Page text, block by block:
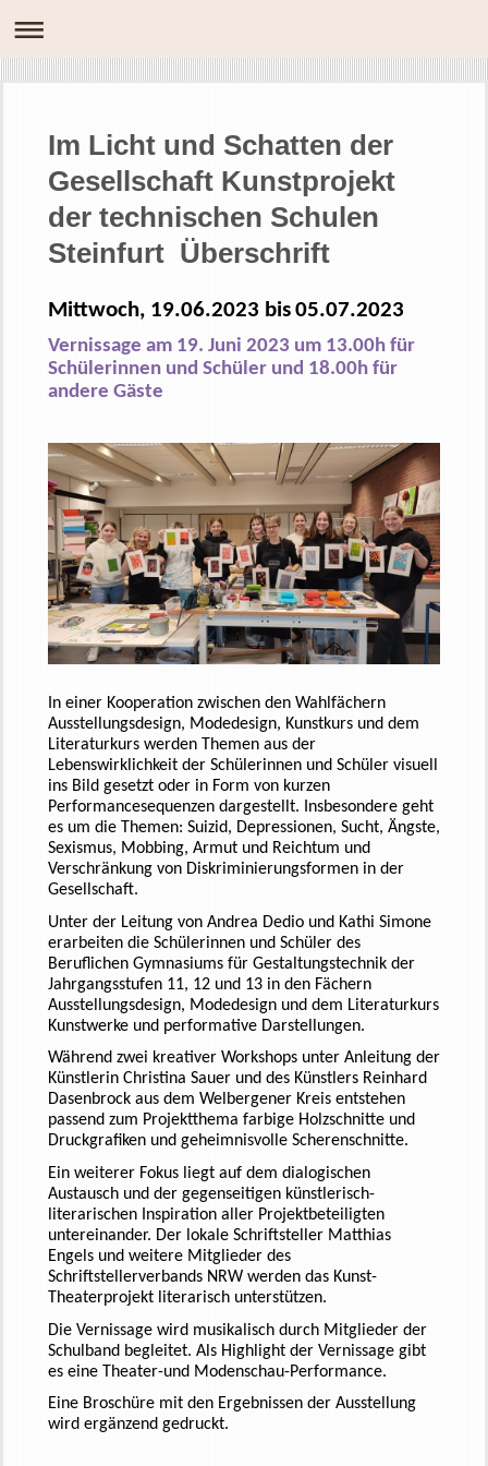
Im Licht und Schatten der
Gesellschaft Kunstprojekt
der technischen Schulen
Steinfurt Überschrift
Mittwoch, 19.06.2023 bis05.07.2023
Vernissage am 19. Juni 2023 um 13.00h für
Schülerinnen und Schüler und 18.00h für
andere Gäste
In einer Kooperation zwischen den Wahlfächern
Ausstellungsdesign, Modedesign, Kunstkurs und dem
Literaturkurs werden Themen aus der
Lebenswirklichkeit der Schülerinnen und Schüler visuell
ins Bild gesetzt oder in Form von kurzen
Performancesequenzen dargestellt. Insbesondere geht
es um die Themen: Suizid, Depressionen, Sucht, Ängste,
Sexismus, Mobbing, Armut und Reichtum und
Verschränkung von Diskriminierungsformen in der
Gesellschaft.
Unter der Leitung von Andrea Dedio und Kathi Simone
erarbeiten die Schülerinnen und Schüler des
Beruflichen Gymnasiums für Gestaltungstechnik der
Jahrgangsstufen 11, 12 und 13 in den Fächern
Ausstellungsdesign, Modedesign und dem Literaturkurs
Kunstwerke und performative Darstellungen.
Während zwei kreativer Workshops unter Anleitung der
Künstlerin Christina Sauer und des Künstlers Reinhard
Dasenbrock aus dem Welbergener Kreis entstehen
passend zum Projektthema farbige Holzschnitte und
Druckgrafiken und geheimnisvolle Scherenschnitte.
Ein weiterer Fokus liegt auf dem dialogischen
Austausch und der gegenseitigen künstlerisch-
literarischen Inspiration aller Projektbeteiligten
untereinander. Der lokale Schriftsteller Matthias
Engels und weitere Mitglieder des
Schriftstellerverbands NRW werden das Kunst-
Theaterprojekt literarisch unterstützen.
Die Vernissage wird musikalisch durch Mitglieder der
Schulband begleitet. Als Highlight der Vernissage gibt
es eine Theater-und Modenschau-Performance.
Eine Broschüre mit den Ergebnissen der Ausstellung
wird ergänzend gedruckt.